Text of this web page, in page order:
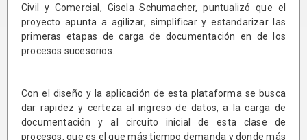
Civil y Comercial, Gisela Schumacher, puntualizó que el
proyecto apunta a agilizar, simplificar y estandarizar las
primeras etapas de carga de documentación en de los
procesos sucesorios.
Con el diseño y la aplicación de esta plataforma se busca
dar rapidez y certeza al ingreso de datos, a la carga de
documentación y al circuito inicial de esta clase de
procesos, que es el que más tiempo demanda y donde más